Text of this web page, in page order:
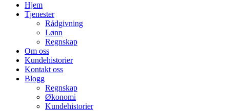
Hjem
Tjenester
Rådgivning
Lønn
Regnskap
Om oss
Kundehistorier
Kontakt oss
Blogg
Regnskap
Økonomi
Kundehistorier